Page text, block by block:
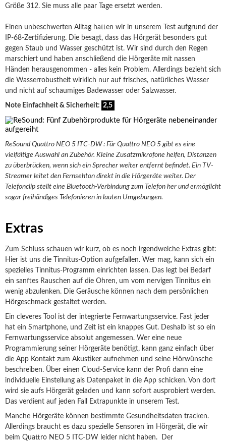
Größe 312. Sie muss alle paar Tage ersetzt werden.
Einen unbeschwerten Alltag hatten wir in unserem Test aufgrund der
IP-68-Zertifizierung. Die besagt, dass das Hörgerät besonders gut
gegen Staub und Wasser geschützt ist. Wir sind durch den Regen
marschiert und haben anschließend die Hörgeräte mit nassen
Händen herausgenommen - alles kein Problem. Allerdings bezieht sich
die Wasserrobustheit wirklich nur auf frisches, natürliches Wasser
und nicht auf schaumiges Badewasser oder Salzwasser.
Note Einfachheit & Sicherheit: 2,5
ReSound Quattro NEO 5 ITC-DW : Für Quattro NEO 5 gibt es eine
vielfältige Auswahl an Zubehör. Kleine Zusatzmikrofone helfen, Distanzen
zu überbrücken, wenn sich ein Sprecher weiter entfernt befindet. Ein TV-
Streamer leitet den Fernsehton direkt in die Hörgeräte weiter. Der
Telefonclip stellt eine Bluetooth-Verbindung zum Telefon her und ermöglicht
sogar freihändiges Telefonieren in lauten Umgebungen.
Extras
Zum Schluss schauen wir kurz, ob es noch irgendwelche Extras gibt:
Hier ist uns die Tinnitus-Option aufgefallen. Wer mag, kann sich ein
spezielles Tinnitus-Programm einrichten lassen. Das legt bei Bedarf
ein sanftes Rauschen auf die Ohren, um vom nervigen Tinnitus ein
wenig abzulenken. Die Geräusche können nach dem persönlichen
Hörgeschmack gestaltet werden.
Ein cleveres Tool ist der integrierte Fernwartungsservice. Fast jeder
hat ein Smartphone, und Zeit ist ein knappes Gut. Deshalb ist so ein
Fernwartungsservice absolut angemessen. Wer eine neue
Programmierung seiner Hörgeräte benötigt, kann ganz einfach über
die App Kontakt zum Akustiker aufnehmen und seine Hörwünsche
beschreiben. Über einen Cloud-Service kann der Profi dann eine
individuelle Einstellung als Datenpaket in die App schicken. Von dort
wird sie aufs Hörgerät geladen und kann sofort ausprobiert werden.
Das verdient auf jeden Fall Extrapunkte in unserem Test.
Manche Hörgeräte können bestimmte Gesundheitsdaten tracken.
Allerdings braucht es dazu spezielle Sensoren im Hörgerät, die wir
beim Quattro NEO 5 ITC-DW leider nicht haben. Der